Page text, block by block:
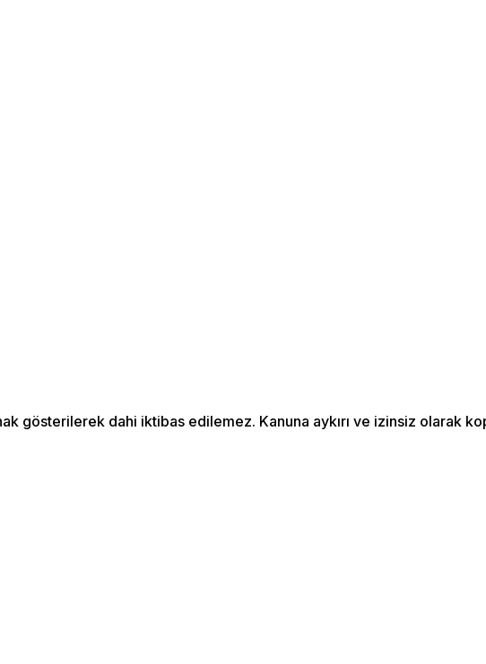
gösterilerek dahi iktibas edilemez. Kanuna aykırı ve izinsiz olarak